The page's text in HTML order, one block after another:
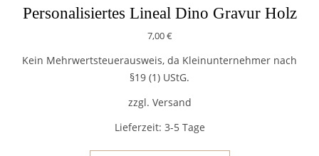
Personalisiertes Lineal Dino Gravur Holz
7,00€
Kein Mehrwertsteuerausweis, da Kleinunternehmer nach
§19 (1) UStG.
zzgl. Versand
Lieferzeit: 3-5 Tage
Dieses Produkt